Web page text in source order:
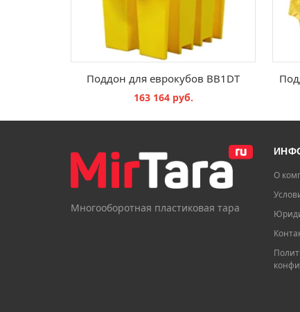
Поддон для еврокубов BB1DT
163 164 руб.
Многооборотная пластиковая тара
О